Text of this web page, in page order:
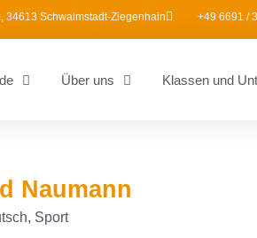
34613 Schwalmstadt-Ziegenhain +49 6691 /
Über uns Klassen und
Naumann
Sport